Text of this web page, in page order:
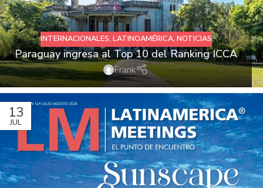
INTERNACIONALES, LATINOAMÉRICA, NOTICIAS
Paraguay ingresa al Top 10 del Ranking ICCA
Frank
13
JUL